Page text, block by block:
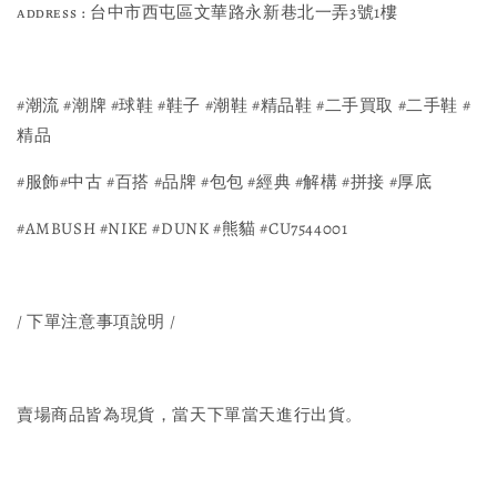
ᴀᴅᴅʀᴇss : 台中市西屯區文華路永新巷北一弄3號1樓
#潮流 #潮牌 #球鞋 #鞋子 #潮鞋 #精品鞋 #二手買取 #二手鞋 #
精品
#服飾#中古 #百搭 #品牌 #包包 #經典 #解構 #拼接 #厚底
#AMBUSH #NIKE #DUNK #熊貓 #CU7544001
/ 下單注意事項說明 /
賣場商品皆為現貨，當天下單當天進行出貨。